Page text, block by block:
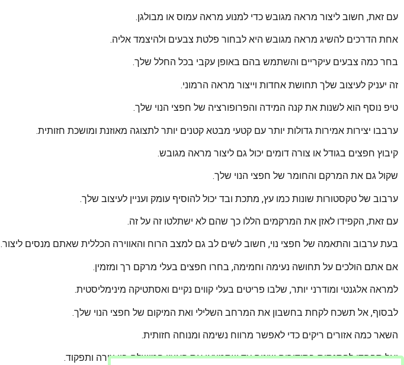
עם זאת, חשוב ליצור מראה מגובש כדי למנוע מראה עמוס או מבולגן.
אחת הדרכים להשיג מראה מגובש היא לבחור פלטת צבעים ולהיצמד אליה.
בחר כמה צבעים עיקריים והשתמש בהם באופן עקבי בכל החלל שלך.
זה יעניק לעיצוב שלך תחושת אחדות וייצור מראה הרמוני.
טיפ נוסף הוא לשנות את קנה המידה והפרופורציה של חפצי הנוי שלך.
ערבבו יצירות אמירות גדולות יותר עם קטעי מבטא קטנים יותר לתצוגה מאוזנת ומושכת חזותית.
קיבוץ חפצים בגודל או צורה דומים יכול גם ליצור מראה מגובש.
שקול גם את המרקם והחומר של חפצי הנוי שלך.
ערבוב של טקסטורות שונות כמו עץ, מתכת ובד יכול להוסיף עומק ועניין לעיצוב שלך.
עם זאת, הקפידו לאזן את המרקמים הללו כך שהם לא ישתלטו זה על זה.
בעת ערבוב והתאמה של חפצי נוי, חשוב לשים לב גם למצב הרוח והאווירה הכללית שאתם מנסים ליצור.
אם אתם הולכים על תחושה נעימה וחמימה, בחרו חפצים בעלי מרקם רך ומזמין.
למראה אלגנטי ומודרני יותר, שלבו פריטים בעלי קווים נקיים ואסתטיקה מינימליסטית.
לבסוף, אל תשכח לקחת בחשבון את המרחב השלילי ואת המיקום של חפצי הנוי שלך.
השאר כמה אזורים ריקים כדי לאפשר מרווח נשימה ומנוחה חזותית.
ואל תפחדו להתנסות בסידורים שונים עד שתמצאו את האיזון המושלם בין צורה ותפקוד.